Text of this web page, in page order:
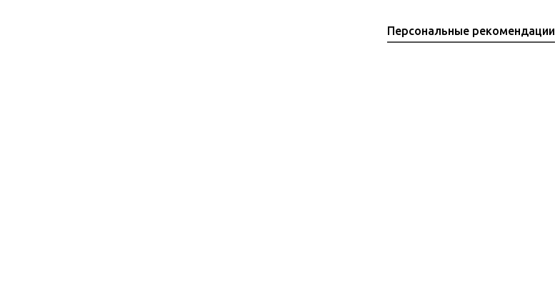
Персональные рекомендации